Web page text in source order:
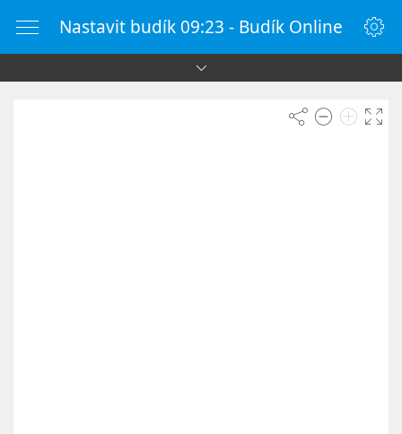
Nastavit budík 09:23 - Budík Online